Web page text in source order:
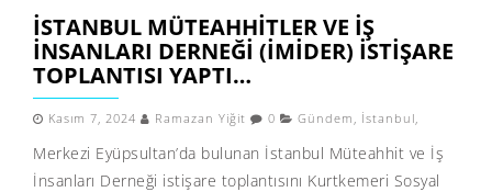
İSTANBUL MÜTEAHHITLER VE İŞ
İNSANLARI DERNEĞI (İMİDER) İSTIŞARE
TOPLANTISI YAPTI…
Kasım 7, 2024 Ramazan Yiğit 0 Gündem , İstanbul,
Merkezi Eyüpsultan’da bulunan İstanbul Müteahhit ve İş
İnsanları Derneği istişare toplantısını Kurtkemeri Sosyal